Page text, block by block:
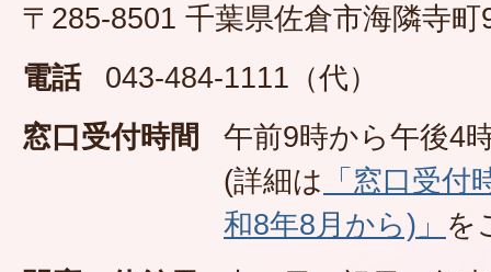
〒285-8501 千葉県佐倉市海隣寺町
電話
043-484-1111（代）
窓口受付時間
午前9時から午後4
(詳細は 「窓口受
和8年8月から)」 を